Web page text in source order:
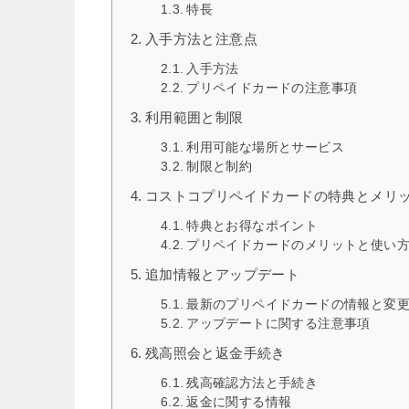
特長
入手方法と注意点
入手方法
プリペイドカードの注意事項
利用範囲と制限
利用可能な場所とサービス
制限と制約
コストコプリペイドカードの特典とメリ
特典とお得なポイント
プリペイドカードのメリットと使い
追加情報とアップデート
最新のプリペイドカードの情報と変
アップデートに関する注意事項
残高照会と返金手続き
残高確認方法と手続き
返金に関する情報